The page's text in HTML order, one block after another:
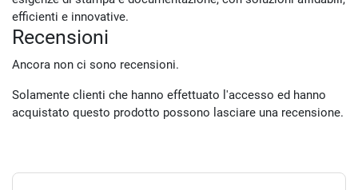
efficienti e innovative.
Recensioni
Ancora non ci sono recensioni.
Solamente clienti che hanno effettuato l'accesso ed hanno
acquistato questo prodotto possono lasciare una recensione.